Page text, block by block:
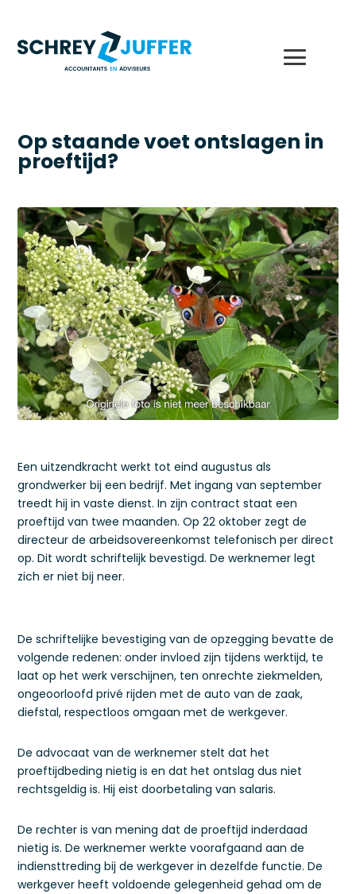
Op staande voet ontslagen in
proeftijd?
Een uitzendkracht werkt tot eind augustus als
grondwerker bij een bedrijf. Met ingang van september
treedt hij in vaste dienst. In zijn contract staat een
proeftijd van twee maanden. Op 22 oktober zegt de
directeur de arbeidsovereenkomst telefonisch per direct
op. Dit wordt schriftelijk bevestigd. De werknemer legt
zich er niet bij neer.
De schriftelijke bevestiging van de opzegging bevatte de
volgende redenen: onder invloed zijn tijdens werktijd, te
laat op het werk verschijnen, ten onrechte ziekmelden,
ongeoorloofd privé rijden met de auto van de zaak,
diefstal, respectloos omgaan met de werkgever.
De advocaat van de werknemer stelt dat het
proeftijdbeding nietig is en dat het ontslag dus niet
rechtsgeldig is. Hij eist doorbetaling van salaris.
De rechter is van mening dat de proeftijd inderdaad
nietig is. De werknemer werkte voorafgaand aan de
indiensttreding bij de werkgever in dezelfde functie. De
werkgever heeft voldoende gelegenheid gehad om de